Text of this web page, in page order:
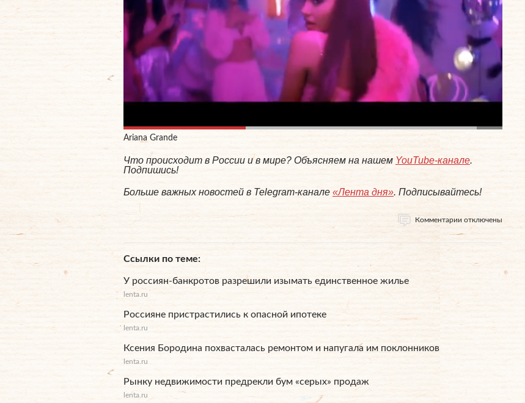
Ariana Grande
Что происходит в России и в мире? Объясняем на нашемYouTube-канале.
Подпишись!
Больше важных новостей в Telegram-канале «Лента дня». Подписывайтесь!
Комментарии отключены
Ссылки по теме
У россиян-банкротов разрешили изымать единственное жилье
lenta.ru
Россияне пристрастились к опасной ипотеке
lenta.ru
Ксения Бородина похвасталась ремонтом и напугала им поклонников
lenta.ru
Рынку недвижимости предрекли бум «серых» продаж
lenta.ru